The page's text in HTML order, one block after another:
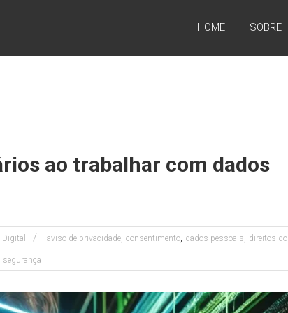
HOME SOBRE
ao trabalhar com dados
Digital aviso de privacidade, consentimento, dados pessoais, direitos do
segurança